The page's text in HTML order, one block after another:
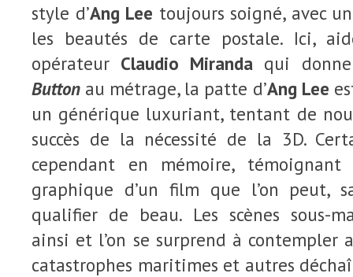
style d’Ang Lee toujours soigné, avec
les beautés de carte postale. Ici,
opérateur Claudio Miranda qui
Button au métrage, la patte d’Ang Lee
un générique luxuriant, tentant de
succès de la nécessité de la 3D.
cependant en mémoire,
graphique d’un film que l’on peut,
qualifier de beau. Les scènes sous-
ainsi et l’on se surprend à contempler
catastrophes maritimes et autres